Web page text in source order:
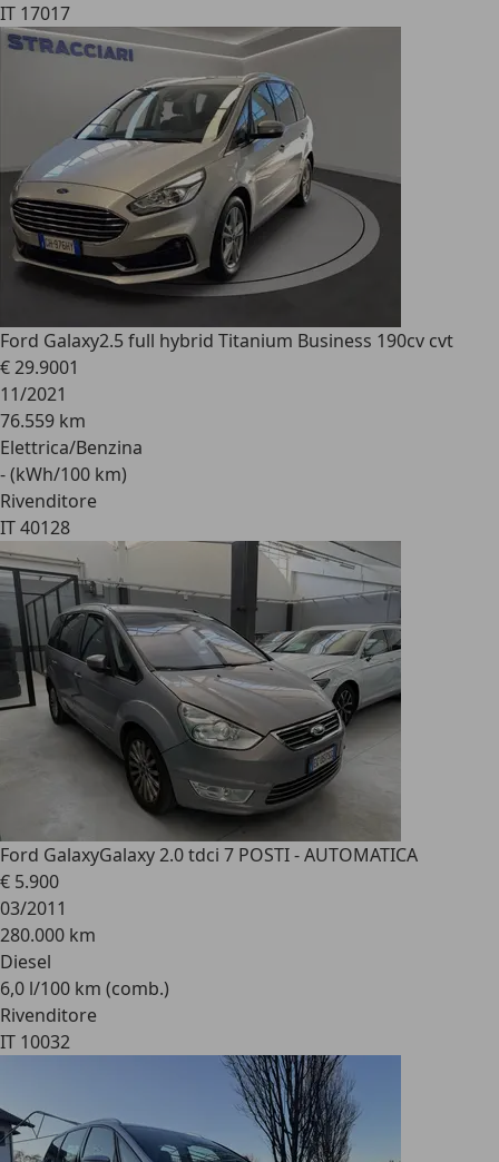
IT 17017
Ford Galaxy2.5 full hybrid Titanium Business 190cv cvt
€ 29.9001
11/2021
76.559 km
Elettrica/Benzina
- (kWh/100 km)
Rivenditore
IT 40128
Ford GalaxyGalaxy 2.0 tdci 7 POSTI - AUTOMATICA
€ 5.900
03/2011
280.000 km
Diesel
6,0 l/100 km (comb.)
Rivenditore
IT 10032